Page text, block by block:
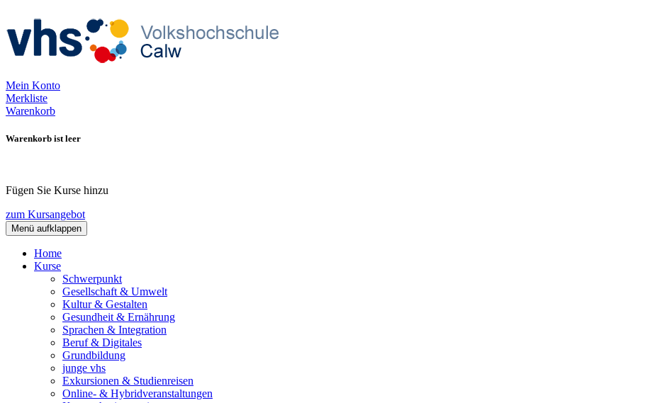
Mein Konto
Merkliste
Warenkorb
Warenkorb ist leer
Fügen Sie Kurse hinzu
zum Kursangebot
Menü aufklappen
Home
Kurse
Schwerpunkt
Gesellschaft & Umwelt
Kultur & Gestalten
Gesundheit & Ernährung
Sprachen & Integration
Beruf & Digitales
Grundbildung
junge vhs
Exkursionen & Studienreisen
Online- & Hybridveranstaltungen